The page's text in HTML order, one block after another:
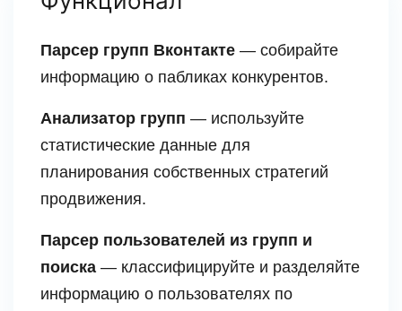
Парсер групп Вконтакте — собирайте
информацию о пабликах конкурентов.
Анализатор групп — используйте
статистические данные для
планирования собственных стратегий
продвижения.
Парсер пользователей из групп и
поиска — классифицируйте и разделяйте
информацию о пользователях по